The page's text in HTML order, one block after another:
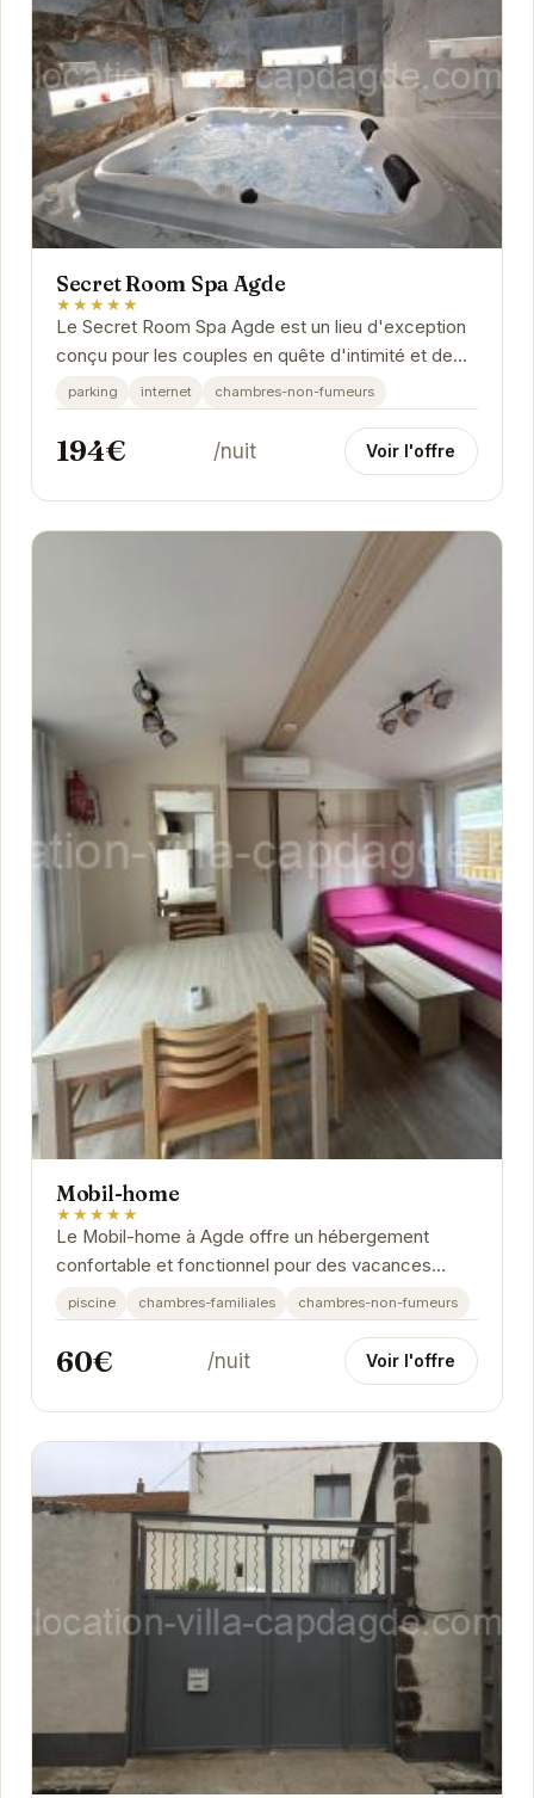
Secret Room Spa Agde
★★★★★
Le Secret Room Spa Agde est un lieu d'exception
conçu pour les couples en quête d'intimité et de
détente. L'établissement offre un cadre...
parking internet chambres-non-fumeurs
194€ /nuit Voir l'offre
Mobil-home
★★★★★
Le Mobil-home à Agde offre un hébergement
confortable et fonctionnel pour des vacances
réussies. Profitez d'un environnement calme et
convivial,...
piscine chambres-familiales chambres-non-fumeurs
60€ /nuit Voir l'offre